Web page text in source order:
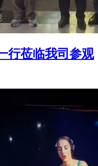
行莅临我司参观